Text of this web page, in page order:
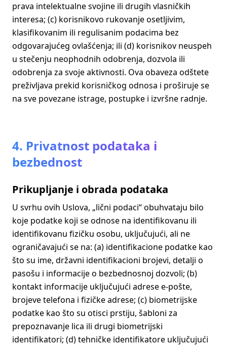
prava intelektualne svojine ili drugih vlasničkih
interesa; (c) korisnikovo rukovanje osetljivim,
klasifikovanim ili regulisanim podacima bez
odgovarajućeg ovlašćenja; ili (d) korisnikov neuspeh
u stečenju neophodnih odobrenja, dozvola ili
odobrenja za svoje aktivnosti. Ova obaveza odštete
preživljava prekid korisničkog odnosa i proširuje se
na sve povezane istrage, postupke i izvršne radnje.
4. Privatnost podataka i
bezbednost
Prikupljanje i obrada podataka
U svrhu ovih Uslova, „lični podaci“ obuhvataju bilo
koje podatke koji se odnose na identifikovanu ili
identifikovanu fizičku osobu, uključujući, ali ne
ograničavajući se na: (a) identifikacione podatke kao
što su ime, državni identifikacioni brojevi, detalji o
pasošu i informacije o bezbednosnoj dozvoli; (b)
kontakt informacije uključujući adrese e-pošte,
brojeve telefona i fizičke adrese; (c) biometrijske
podatke kao što su otisci prstiju, šabloni za
prepoznavanje lica ili drugi biometrijski
identifikatori; (d) tehničke identifikatore uključujući